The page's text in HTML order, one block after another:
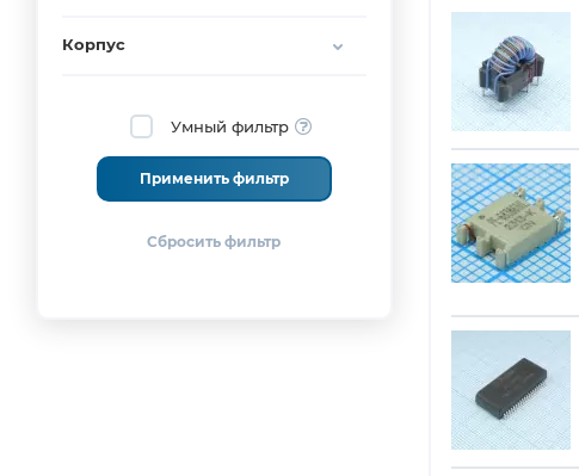
Electronics Co., Ltd
Halo Electronics, Inc.
(4)
JOHANSON(8)
KODO TRANS(2)
LINK-PP INT'L Technology
Корпус
Умный фильтр
Применить фильтр